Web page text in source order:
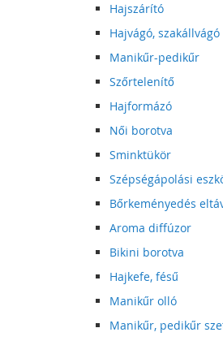
Hajszárító
Hajvágó, szakállvágó
Manikűr-pedikűr
Szőrtelenítő
Hajformázó
Női borotva
Sminktükör
Szépségápolási
Bőrkeményedés
Aroma diffúzor
Bikini borotva
Hajkefe, fésű
Manikűr olló
Manikűr, pedikűr